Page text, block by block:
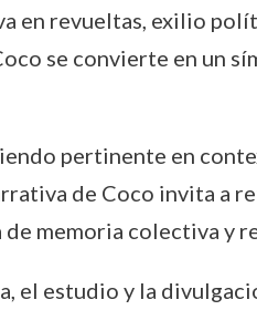
en revueltas, exilio
se convierte en un
pertinente en
de Coco invita
memoria colectiva y
el estudio y la